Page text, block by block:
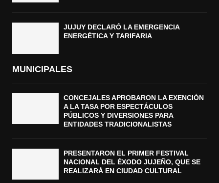
JUJUY DECLARÓ LA EMERGENCIA
ENERGÉTICA Y TARIFARIA
MUNICIPALES
CONCEJALES APROBARON LA EXENCIÓN
A LA TASA POR ESPECTÁCULOS
PÚBLICOS Y DIVERSIONES PARA
ENTIDADES TRADICIONALISTAS
PRESENTARON EL PRIMER FESTIVAL
NACIONAL DEL ÉXODO JUJEÑO, QUE SE
REALIZARÁ EN CIUDAD CULTURAL